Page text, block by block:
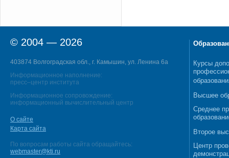
© 2004 — 2026
403874 Волгоградская обл., г. Камышин, ул. Ленина 6а
Информационное наполнение:
пресс–центр института
Информационное сопровождение:
информационный вычислительный центр
О сайте
Карта сайта
По вопросам работы сайта обращайтесь:
webmaster@kti.ru
Курсы
Высшее
Среднее
Второе
Центр